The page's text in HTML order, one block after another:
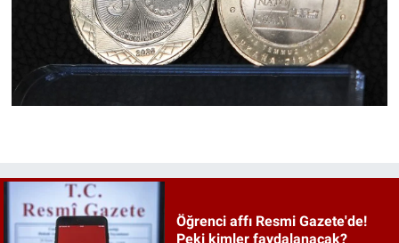
Öğrenci affı Resmi Gazete'de!
Peki kimler faydalanacak?